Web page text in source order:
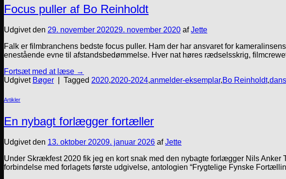
Focus puller af Bo Reinholdt
Udgivet den 29. november 202029. november 2020 afJette
Falk er filmbranchens bedste focus puller. Ham der har ansvaret for
enestående evne til afstandsbedømmelse. Hver nat høres rædselsskrig,
Fortsæt med at læse →
Udgivet Bøger Tagged 2020,2020-2024,anmelder-eksemplar,Bo Reinholdt,
Artikler
En nybagt forlægger fortæller
Udgivet den 13. oktober 20209. januar 2026 afJette
Under Skrækfest 2020 fik jeg en kort snak med den nybagte forlægger Nils
forbindelse med forlagets første udgivelse, antologien “Frygtelige Fynske